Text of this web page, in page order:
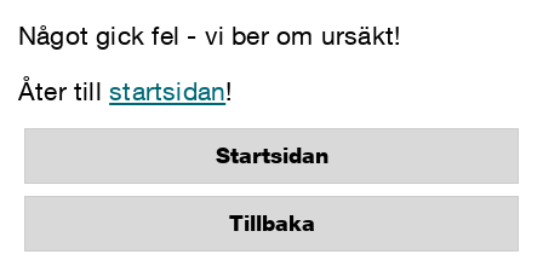
Något gick fel - vi ber om ursäkt!
Åter tillstartsidan!
Startsidan
Tillbaka